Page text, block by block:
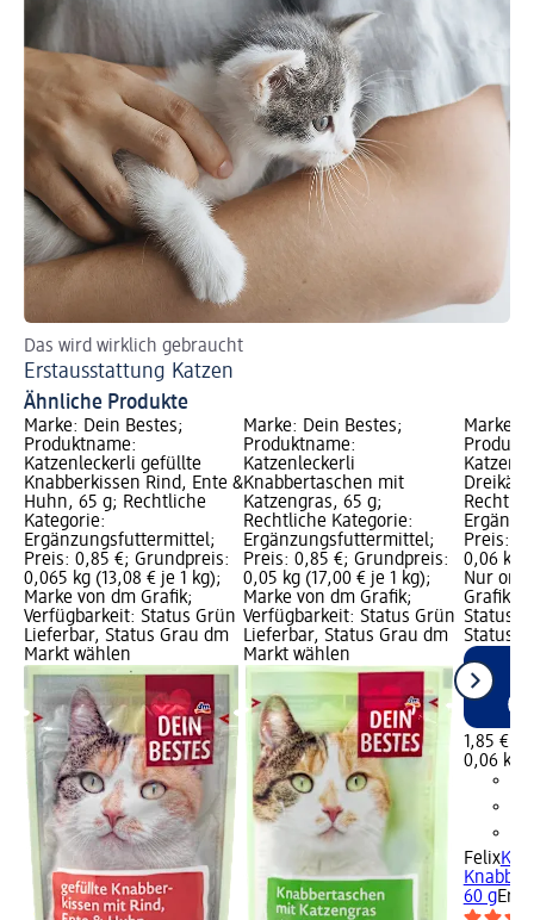
Das wird wirklich gebraucht
Erstausstattung Katzen
Ähnliche Produkte
Marke: Dein Bestes;
Produktname:
Katzenleckerli gefüllte
Knabberkissen Rind, Ente &
Huhn, 65 g; Rechtliche
Kategorie:
Ergänzungsfuttermittel;
Preis: 0,85 €; Grundpreis:
0,065 kg (13,08 € je 1 kg);
Marke von dm Grafik;
Verfügbarkeit: Status Grün
Lieferbar, Status Grau dm
Markt wählen
Marke: Dein Bestes;
Produktname:
Katzenleckerli
Knabbertaschen mit
Katzengras, 65 g;
Rechtliche Kategorie:
Ergänzungsfuttermittel;
Preis: 0,85 €; Grundpreis:
0,05 kg (17,00 € je 1 kg);
Marke von dm Grafik;
Verfügbarkeit: Status Grün
Lieferbar, Status Grau dm
Markt wählen
Marke:
Preis:
0,06 kg
Nur
Grafik;
Status
Status
1,85 €
0,06 kg
Felix
60 g